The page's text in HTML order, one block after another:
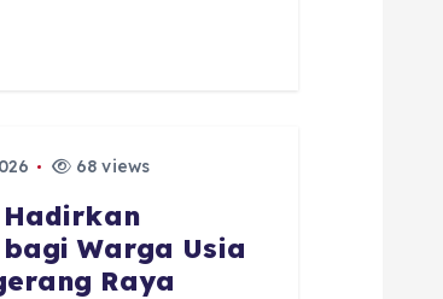
68 views
Hadirkan
Warga Usia
Raya